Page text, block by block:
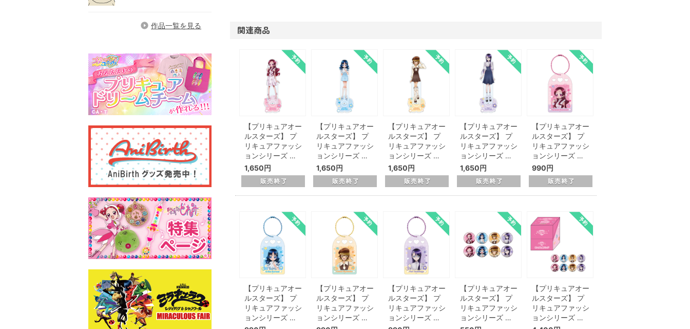
関連商品
【プリキュアオー
ルスターズ】 プ
リキュアファッシ
ョンシリーズ …
1,650円
【プリキュアオー
ルスターズ】 プ
リキュアファッシ
ョンシリーズ …
1,650円
【プリキュアオー
ルスターズ】 プ
リキュアファッシ
ョンシリーズ …
1,650円
【プリキュアオー
ルスターズ】 プ
リキュアファッシ
ョンシリーズ …
1,650円
【プリキュアオー
ルスターズ】 プ
リキュアファッシ
ョンシリーズ …
990円
【プリキュアオー
ルスターズ】 プ
リキュアファッシ
ョンシリーズ …
【プリキュアオー
ルスターズ】 プ
リキュアファッシ
ョンシリーズ …
【プリキュアオー
ルスターズ】 プ
リキュアファッシ
ョンシリーズ …
【プリキュアオー
ルスターズ】 プ
リキュアファッシ
ョンシリーズ …
【プリキュアオー
ルスターズ】 プ
リキュアファッシ
ョンシリーズ …
作品一覧を見る